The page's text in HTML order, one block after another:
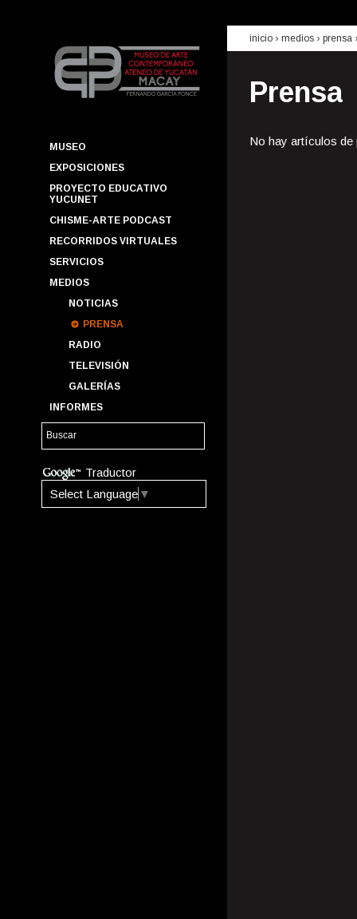
MUSEO
EXPOSICIONES
PROYECTO EDUCATIVO
YUCUNET
CHISME-ARTE PODCAST
RECORRIDOS VIRTUALES
SERVICIOS
MEDIOS
NOTICIAS
PRENSA
RADIO
TELEVISIÓN
GALERÍAS
INFORMES
Traductor
Select Language ▼
inicio › medios › prensa
Prensa
No hay artículos de